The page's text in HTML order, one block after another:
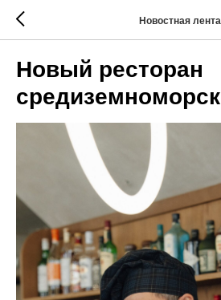
Новостная лента
Новый ресторан